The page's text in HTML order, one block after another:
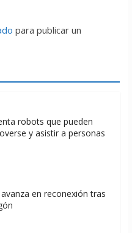
para publicar un
robots que pueden
y asistir a personas
en reconexión tras